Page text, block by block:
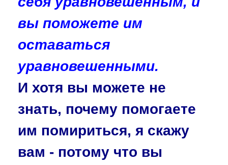
вы поможете им
оставаться
уравновешенными.
И хотя вы можете не
знать, почему помогаете
им помириться, я скажу
вам - потому что вы